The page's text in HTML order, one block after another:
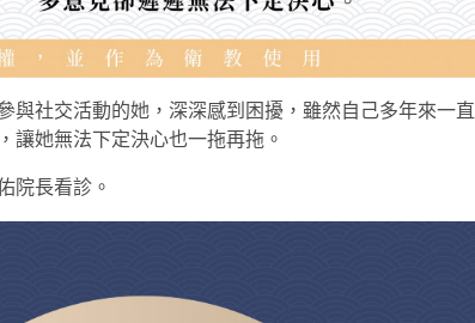
與社交活動的她，深深感到困擾，雖然自己多年來一直
讓她無法下定決心也一拖再拖。
院長看診。